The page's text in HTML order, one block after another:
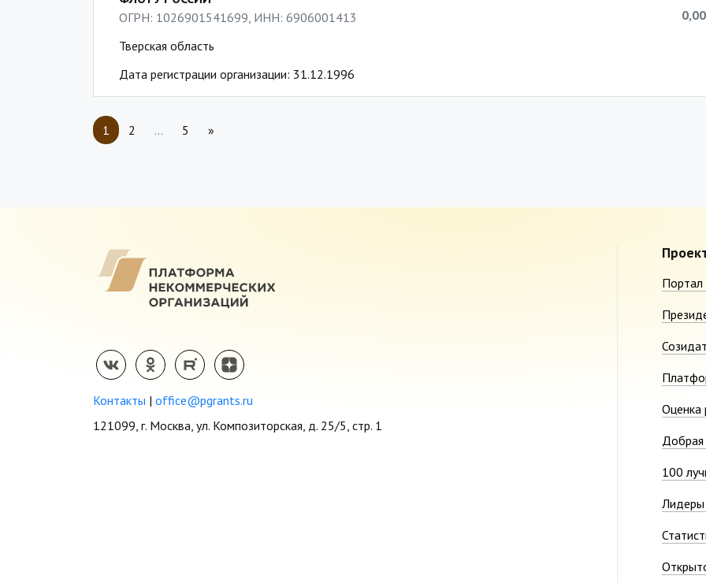
ОГРН: 1026901541699, ИНН: 6906001413
Тверская область
Дата регистрации организации: 31.12.1996
1 2 … 5 »
Контакты | office@pgrants.ru
121099, г. Москва, ул. Композиторская, д. 25/5, стр. 1
Портал
Оценка
Добрая
100
Лидеры